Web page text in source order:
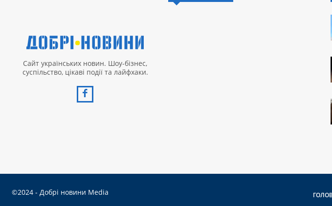
Сайт українських новин. Шоу-бізнес,
суспільство, цікаві події та лайфхаки.
©2024 - Добрі новини Media